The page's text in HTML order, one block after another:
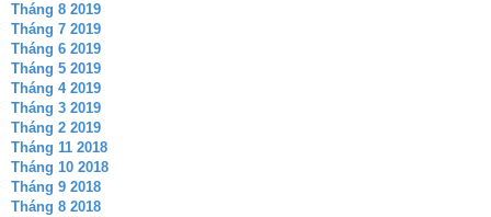
Tháng 8 2019
Tháng 7 2019
Tháng 6 2019
Tháng 5 2019
Tháng 4 2019
Tháng 3 2019
Tháng 2 2019
Tháng 11 2018
Tháng 10 2018
Tháng 9 2018
Tháng 8 2018